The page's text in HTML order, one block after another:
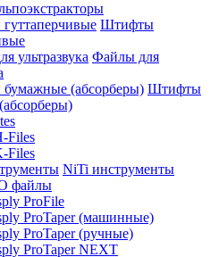
Штифты
Файлы для
Штифты
Files
Files
NiTi инструменты
файлы
ProFile
ProTaper (машинные)
ProTaper (ручные)
ProTaper NEXT